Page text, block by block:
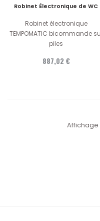
Robinet Électronique de WC
Robinet électronique
TEMPOMATIC bicommande
piles
887,02 €
Affichage